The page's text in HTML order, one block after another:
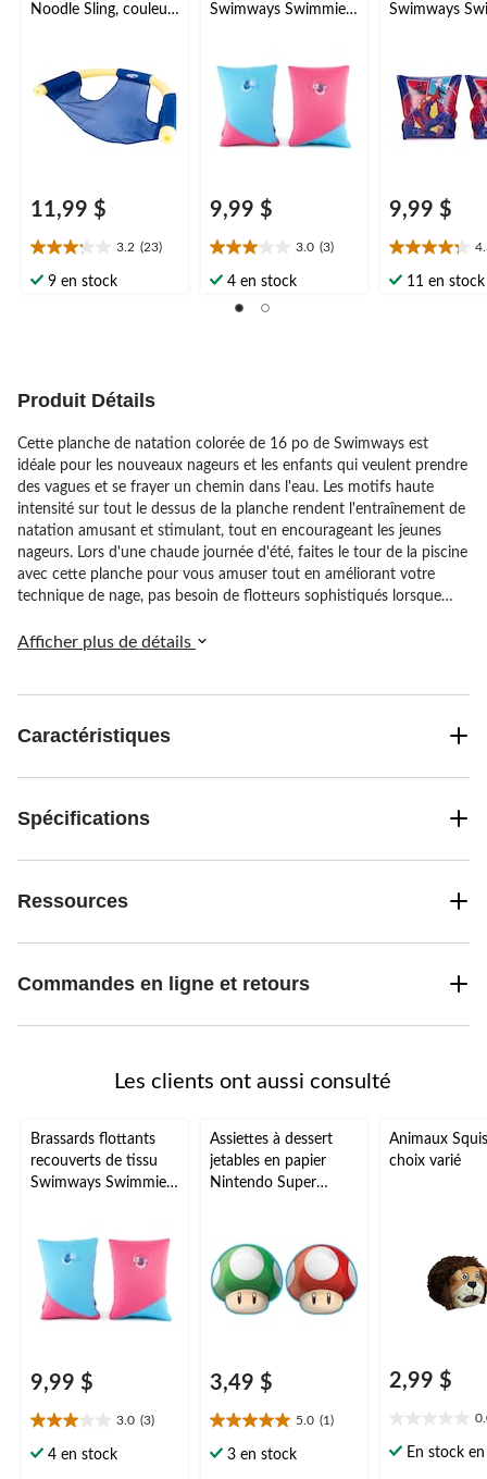
Noodle Sling, couleurs
11,99 $
3.2 (23)
3.2
étoile(s)
9 en stock
Swimways Swimmies
et plus
9,99 $
3.0 (3)
3.0
étoile(s)
4 en stock
Swimways
et plus
9,99 $
4.3
étoile(s)
11 en stock
Produit Détails
Cette planche de natation colorée de 16 po de Swimways est
idéale pour les nouveaux nageurs et les enfants qui veulent prendre
des vagues et se frayer un chemin dans l'eau. Les motifs haute
intensité sur tout le dessus de la planche rendent l'entraînement de
natation amusant et stimulant, tout en encourageant les jeunes
nageurs. Lors d'une chaude journée d'été, faites le tour de la piscine
avec cette planche pour vous amuser tout en améliorant votre
technique de nage, pas besoin de flotteurs sophistiqués lorsque
Afficher plus de détails
Caractéristiques
Spécifications
Ressources
Commandes en ligne et retours
Les clients ont aussi consulté
Brassards flottants
recouverts de tissu
Swimways Swimmies
et plus
9,99 $
3.0 (3)
3.0
étoile(s)
4 en stock
Assiettes à dessert
jetables en papier
Nintendo Super
d'anniversaire
3,49 $
5.0 (1)
5.0
étoile(s)
3 en stock
Animaux
choix varié
2,99 $
étoile(s)
En stock